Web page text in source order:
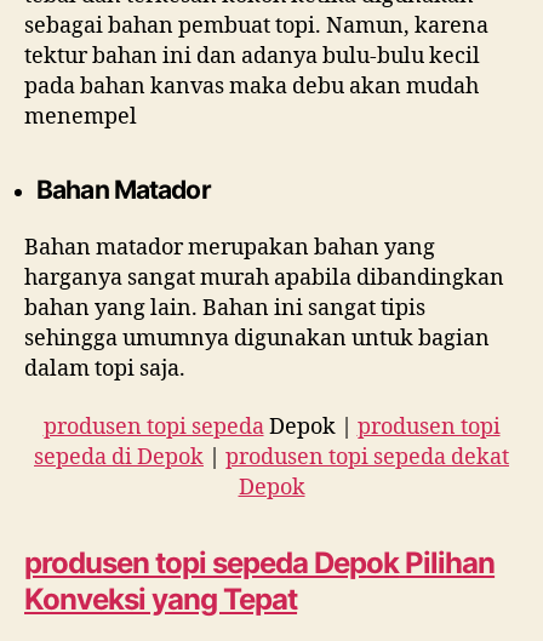
sebagai bahan pembuat topi. Namun, karena
tektur bahan ini dan adanya bulu-bulu kecil
pada bahan kanvas maka debu akan mudah
menempel
Bahan Matador
Bahan matador merupakan bahan yang
harganya sangat murah apabila dibandingkan
bahan yang lain. Bahan ini sangat tipis
sehingga umumnya digunakan untuk bagian
dalam topi saja.
produsen topi sepedaDepok | produsen topi
sepeda di Depok | produsen topi sepeda dekat
Depok
produsen topi sepeda DepokPilihan
Konveksi yang Tepat